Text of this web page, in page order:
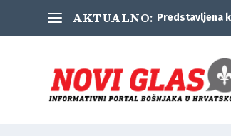
AKTUALNO: Predstavljena